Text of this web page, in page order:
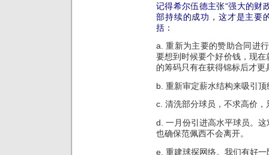
记得希尔伍德主张“强大的财
部持续的成功，这才是主要
括：
a. 重新为主要的赞助合同进
要想到时候要个好价钱，现
的筹码只有在获得锦标后才更
b. 重新审定薪水结构来吸引顶
c. 清洗部分球员，不求高价
d. 一月份引进高水平球员。
也确保范佩西不会离开。
e. 重建球探网络。我们有好